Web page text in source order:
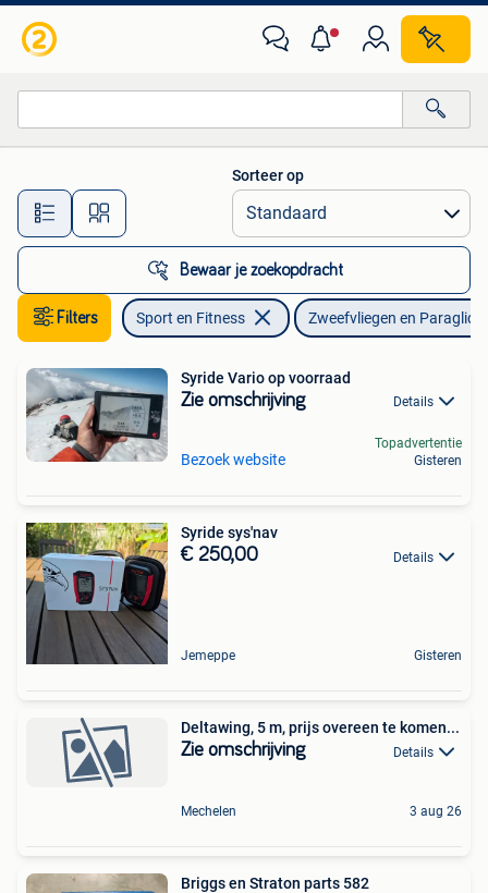
Alle afstanden…
Sorteer op
Bewaar je zoekopdracht
Filters Sport en Fitness Zweefvliegen en
Syride Vario op voorraad
Zie omschrijving Details
Bezoek website
Topadvertentie
Gisteren
Syride sys'nav
€ 250,00 Details
Jemeppe Gisteren
Deltawing, 5 m, prijs overeen te komen...
Zie omschrijving Details
Mechelen 3 aug 26
Briggs en Straton parts 582